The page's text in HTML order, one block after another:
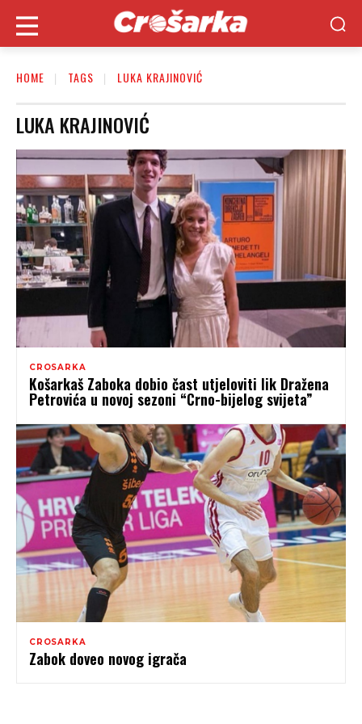
HOME TAGS LUKA KRAJINOVIĆ
LUKA KRAJINOVIĆ
CROSARKA
Košarkaš Zaboka dobio čast utjeloviti lik Dražena
Petrovića u novoj sezoni “Crno-bijelog svijeta”
CROSARKA
Zabok doveo novog igrača